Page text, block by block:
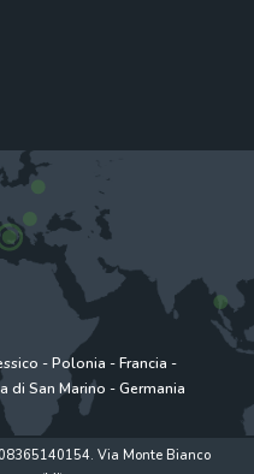
-Polonia -Francia -
di San Marino -Germania
Via Monte Bianco